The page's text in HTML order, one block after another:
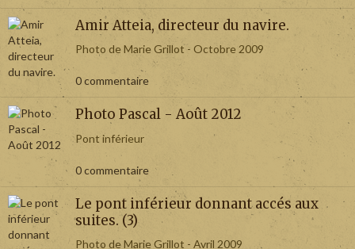
Amir Atteia, directeur du navire.
Photo de Marie Grillot - Octobre 2009
0 commentaire
Photo Pascal - Août 2012
Pont inférieur
0 commentaire
Le pont inférieur donnant accés aux
suites. (3)
Photo de Marie Grillot - Avril 2009